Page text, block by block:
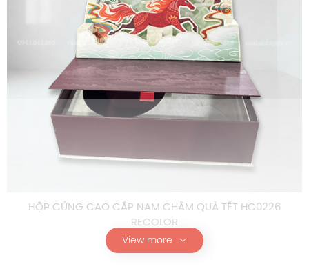
HỘP CỨNG CAO CẤP NAM CHÂM QUÀ TẾT HC0226
RECOLOR
Thông số kỹ thuật chi tiết hộp cứng cao
View more